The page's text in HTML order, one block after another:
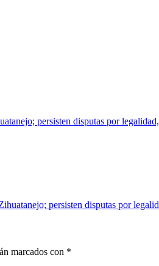
persisten disputas por
persisten disputas por
marcados con *